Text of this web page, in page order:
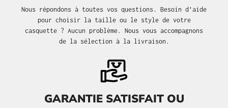
Nous répondons à toutes vos questions. Besoin d’aide
pour choisir la taille ou le style de votre
casquette ? Aucun problème. Nous vous accompagnons
de la sélection à la livraison.
GARANTIE SATISFAIT OU